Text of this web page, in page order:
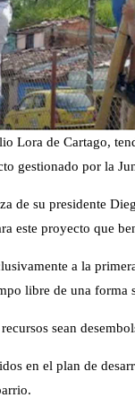
Lora de Cartago,
gestionado por la
de su presidente
este proyecto que
a la
libre de una forma
sean
en el plan de